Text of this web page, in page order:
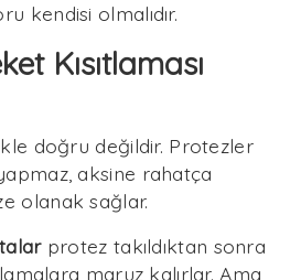
kendisi olmalıdır.
Kısıtlaması
doğru değildir. Protezler
aksine rahatça
olanak sağlar.
protez takıldıktan sonra
maruz kalırlar. Ama